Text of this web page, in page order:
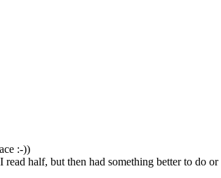
:-))
half, but then had something better to do